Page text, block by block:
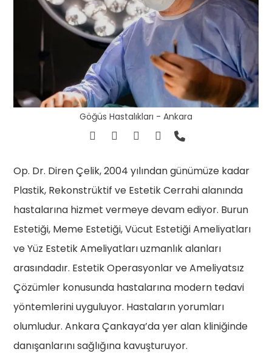
Göğüs Hastalıkları - Ankara
Op. Dr. Diren Çelik, 2004 yılından günümüze kadar
Plastik, Rekonstrüktif ve Estetik Cerrahi alanında
hastalarına hizmet vermeye devam ediyor. Burun
Estetiği, Meme Estetiği, Vücut Estetiği Ameliyatları
ve Yüz Estetik Ameliyatları uzmanlık alanları
arasındadır. Estetik Operasyonlar ve Ameliyatsız
Çözümler konusunda hastalarına modern tedavi
yöntemlerini uyguluyor. Hastaların yorumları
olumludur. Ankara Çankaya’da yer alan kliniğinde
danışanlarını sağlığına kavuşturuyor.